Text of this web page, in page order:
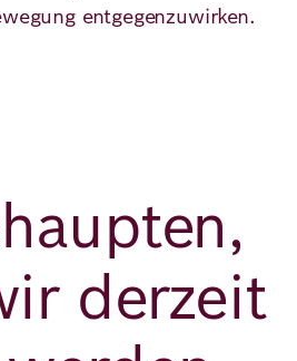
entgegenzuwirken.
derzeit